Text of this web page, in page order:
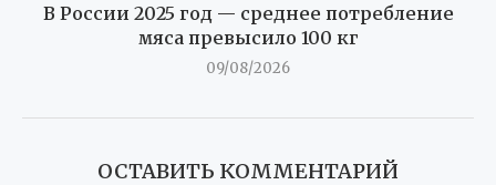
В России 2025 год — среднее потребление
мяса превысило 100 кг
09/08/2026
ОСТАВИТЬ КОММЕНТАРИЙ